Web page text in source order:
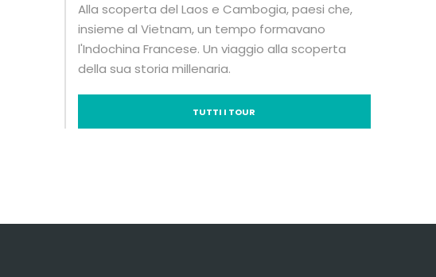
Alla scoperta del Laos e Cambogia, paesi che,
insieme al Vietnam, un tempo formavano
l'Indochina Francese. Un viaggio alla scoperta
della sua storia millenaria.
TUTTI I TOUR